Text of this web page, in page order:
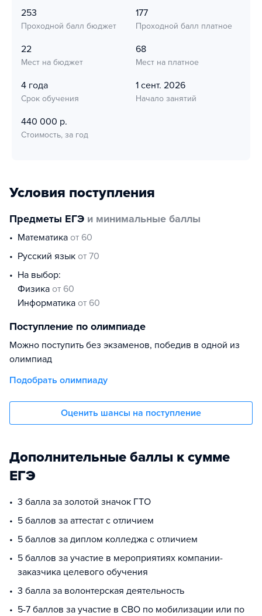
253
Проходной балл бюджет
177
Проходной балл платное
22
Мест на бюджет
68
Мест на платное
4 года
Срок обучения
1 сент. 2026
Начало занятий
440 000 р.
Стоимость, за год
Условия поступления
Предметы ЕГЭ и минимальные баллы
математика от 60
русский язык от 70
На выбор:
физика от 60
информатика от 60
Поступление по олимпиаде
Можно поступить без экзаменов, победив в одной из
олимпиад
Подобрать олимпиаду
Оценить шансы на поступление
Дополнительные баллы к сумме
ЕГЭ
3 балла за золотой значок ГТО
5 баллов за аттестат с отличием
5 баллов за диплом колледжа с отличием
5 баллов за участие в мероприятиях компании-
заказчика целевого обучения
3 балла за волонтерская деятельность
5-7 баллов за участие в СВО по мобилизации или по